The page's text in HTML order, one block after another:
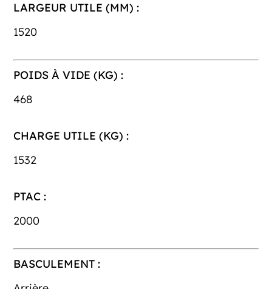
LARGEUR UTILE (MM) :
1520
POIDS À VIDE (KG) :
468
CHARGE UTILE (KG) :
1532
PTAC :
2000
BASCULEMENT :